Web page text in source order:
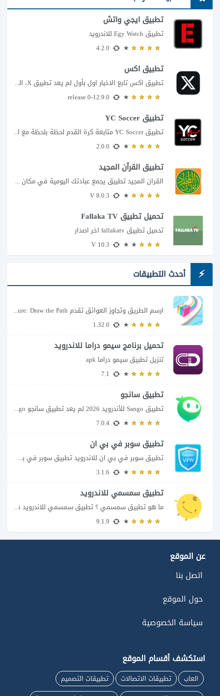
تطبيق ايجي واتش
تطبيق Egy Watch للاندرويد
تطبيق اكس
تطبيق اكس تابع الاخبار اول بأول لم يعد تطبيق X، المعروف سابقا باسم تويتر،...
تطبيق YC Soccer
تطبيق YC Soccer متابعة كرة القدم لحظة بلحظة مع اقتراب مباراة مصر والأرجنتين في...
تطبيق القرآن المجيد
القران المجيد تطبيق يجمع عبادتك اليومية في مكان واحد إذا كنت تبحث عن تطبيق...
تحميل تطبيق Fallaka TV
تحميل تطبيق fallakatv اخر اصدار
أحدث التطبيقات
ارسم الطريق وتجاوز العوائق تقدم Color Adventure: Draw the Path فكرة بسيطة تتحول سريعًا...
تحميل برنامج سيمو دراما للاندرويد
تنزيل تطبيق سيمو دراما apk
تطبيق سانجو
تطبيق Sango للأندرويد 2026 لم يعد تطبيق سانجو Sango مجرد مساحة لإرسال الرسائل أو...
تطبيق سوبر في بي ان
تطبيق سوبر في بي ان للاندرويد تطبيق سوبر في بي ان من تطبيقات الشبكات...
تطبيق سمسمي للاندرويد
ما هو تطبيق سمسمي ؟ تطبيق سمسمي للاندرويد SimSimi هو برنامج دردشة افتراضية يسمح...
عن الموقع
اتصل بنا
حول الموقع
سياسة الخصوصية
استكشف أقسام الموقع
العاب تطبيقات الاتصالات
تطبيقات التصميم